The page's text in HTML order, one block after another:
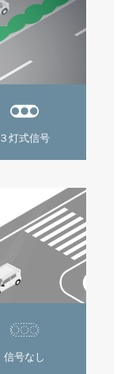
３灯式信号
信号なし